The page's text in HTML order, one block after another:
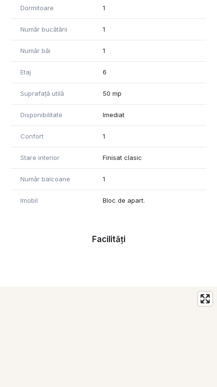
plăcută specifică zonei ultracentrale.
Disponibil imediat. Vă așteptăm la vizionare!
Dormitoare 1
Număr bucătării 1
Număr băi 1
Etaj 6
Suprafață utilă 50 mp
Disponibilitate Imediat
Confort 1
Stare interior Finisat clasic
Număr balcoane 1
Imobil Bloc de apart.
Facilități